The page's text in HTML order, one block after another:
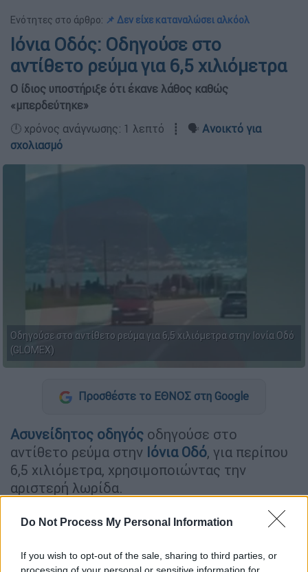
Do Not Process My Personal Information
If you wish to opt-out of the sale, sharing to third parties, or
Ενότητες στο άρθρο: 📌 Δεν είχε καταναλώσει αλκόολ
Ιόνια Οδός: Οδηγούσε στο
αντίθετο ρεύμα για 6,5 χιλιόμετρα
Ο ίδιος υποστήριξε ότι έκανε λάθος καθώς
«μπερδεύτηκε»
🕛 χρόνος ανάγνωσης: 1 λεπτό ┋ 🗣️ Ανοικτό για
σχολιασμό
Οδηγούσε στο αντίθετο ρεύμα για 6,5 χιλιόμετρα στην Ιονία Οδό
(GLOMEX)
Προσθέστε το ΕΘΝΟΣ στη Google
Ασυνείδητος οδηγός οδηγούσε στο
αντίθετο ρεύμα στην Ιόνια Οδό, για περίπου
6,5 χιλιόμετρα, χρησιμοποιώντας την
αριστερή λωρίδα.
Το περιστατικόσημειώθηκε στο τμήμα
κατευθύνεται προς τα Ιωάννιναενώ